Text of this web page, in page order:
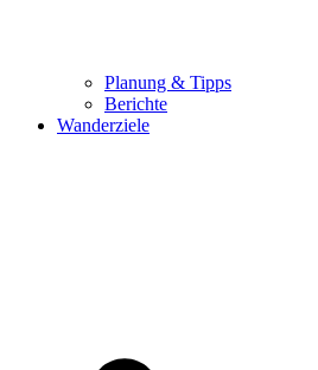
Planung & Tipps
Berichte
Wanderziele